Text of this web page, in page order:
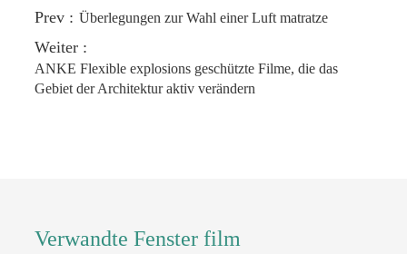
Prev : Überlegungen zur Wahl einer Luft matratze
Weiter :
ANKE Flexible explosions geschützte Filme, die das
Gebiet der Architektur aktiv verändern
Verwandte Fenster film